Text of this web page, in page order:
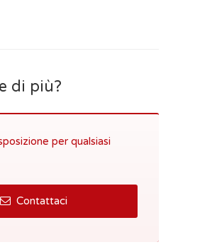
di più?
per qualsiasi
Contattaci